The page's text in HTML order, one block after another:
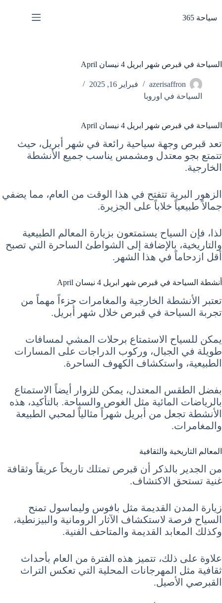
المحتوى
سياحة 365
السياحة في قبرص شهر ابريل 4 نيسان April
azerisaffron
فبراير 16, 2025
السياحة في اوروبا
السياحة في قبرص شهر ابريل 4 نيسان April
تعد قبرص وجهة سياحية رائعة في شهر أبريل، حيث
تتمتع بجو معتدل ومشمس يناسب جميع الأنشطة
الخارجية.
الزهور البرية تتفتح في هذا الوقت من العام، مما يضفي
جمالاً طبيعياً خلاباً على الجزيرة.
لذا، فإن السياح يستمتعون بزيارة المعالم الطبيعية
والتاريخية، بالإضافة إلى الشواطئ الساحرة التي تصبح
أقل ازدحاماً في هذا الشهر.
أنشطة السياحة في قبرص شهر ابريل 4 نيسان April
تعتبر الأنشطة الخارجية والمغامرات جزءاً مهماً من
تجربة السياحة في قبرص خلال شهر أبريل.
يمكن للسياح الاستمتاع برحلات المشي لمسافات
طويلة في الجبال، وركوب الدراجات على المسارات
الطبيعية، واستكشاف الكهوف الساحرة.
بفضل الطقس المعتدل، يمكن للزوار أيضاً الاستمتاع
بالرياضات المائية مثل الغوص والسباحة. بالتأكيد، هذه
الأنشطة تجعل من أبريل شهراً مثالياً لمحبي الطبيعة
والمغامرات.
المعالم التاريخية والثقافية
من الجدير بالذكر أن قبرص تمتلك تاريخاً عريقاً وثقافة
غنية تستحق الاكتشاف.
زيارة المدن القديمة مثل بافوس وليماسول تمنح
السياح فرصة لاستكشاف الآثار الرومانية والبيزنطية،
وكذلك المعابد القديمة والمتاحف الفنية.
علاوة على ذلك، تتميز هذه الفترة من العام بأحداث
ثقافية مثل المهرجانات المحلية التي تعكس التراث
القبرصي الأصيل.